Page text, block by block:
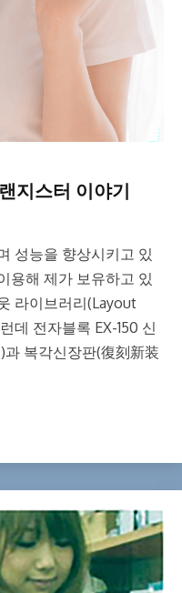
지스터 이야기
성능을 향상시키고 있
용해 제가 보유하고 있
라이브러리(Layout
데 전자블록 EX-150 신
과 복각신장판(復刻新装